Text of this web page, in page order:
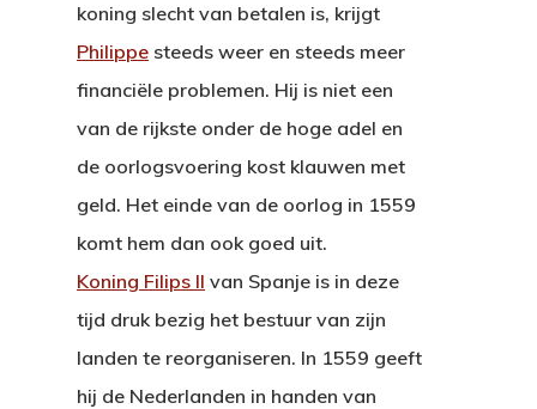
koning slecht van betalen is, krijgt
Philippe steeds weer en steeds meer
financiële problemen. Hij is niet een
van de rijkste onder de hoge adel en
de oorlogsvoering kost klauwen met
geld. Het einde van de oorlog in 1559
komt hem dan ook goed uit.
Koning Filips II van Spanje is in deze
tijd druk bezig het bestuur van zijn
landen te reorganiseren. In 1559 geeft
hij de Nederlanden in handen van